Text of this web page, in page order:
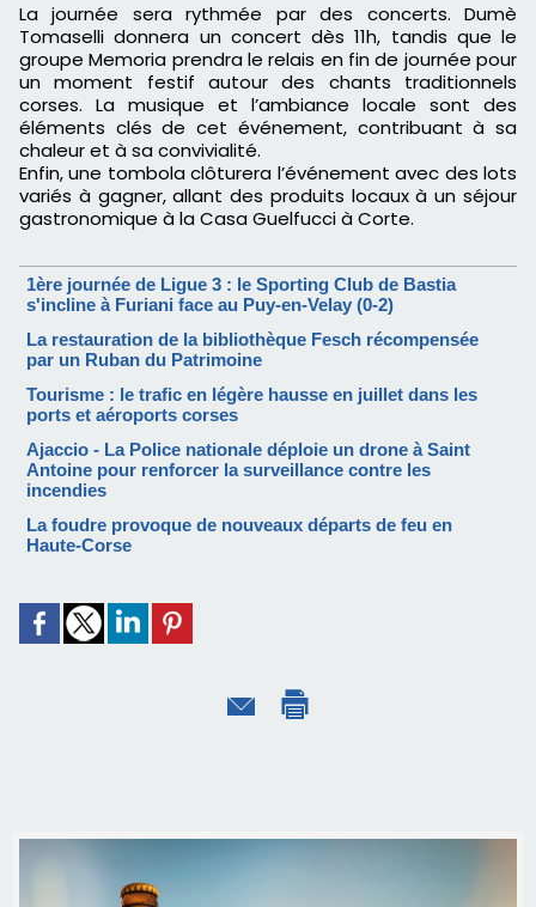
La journée sera rythmée par des concerts. Dumè
Tomaselli donnera un concert dès 11h, tandis que le
groupe Memoria prendra le relais en fin de journée pour
un moment festif autour des chants traditionnels
corses. La musique et l’ambiance locale sont des
éléments clés de cet événement, contribuant à sa
chaleur et à sa convivialité.
Enfin, une tombola clôturera l’événement avec des lots
variés à gagner, allant des produits locaux à un séjour
gastronomique à la Casa Guelfucci à Corte.
1ère journée de Ligue 3 : le Sporting Club de Bastia
s'incline à Furiani face au Puy-en-Velay (0-2)
La restauration de la bibliothèque Fesch récompensée
par un Ruban du Patrimoine
Tourisme : le trafic en légère hausse en juillet dans les
ports et aéroports corses
Ajaccio - La Police nationale déploie un drone à Saint
Antoine pour renforcer la surveillance contre les
incendies
La foudre provoque de nouveaux départs de feu en
Haute-Corse